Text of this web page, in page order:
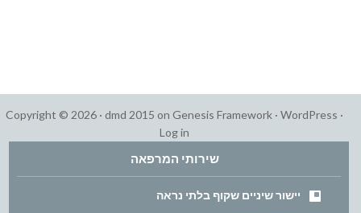
Copyright © 2026 · dmd 2015 on Genesis Framework · WordPress ·
Log in
שירותי המרפאה
יישור שיניים שקוף בלתי נראה